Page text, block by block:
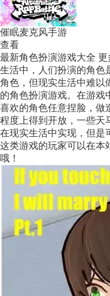
催眠麦克风手游
查看
最新角色扮演游戏大全 更
生活中，人们扮演的角色
角色，但现实生活中难以
的角色扮演游戏。在游戏
喜欢的角色任意捏脸，做
程度上得到开放，一些天
在现实生活中实现，但是
这类游戏的玩家可以在本
哦！